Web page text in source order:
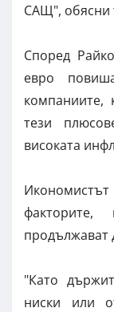
САЩ", обясни
Според
евро
компаниите,
тези
високата
продължават
"Като
ниски или